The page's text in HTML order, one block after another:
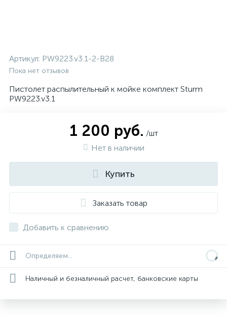
Артикул: PW9223.v3.1-2-B28
Пока нет отзывов
Пистолет распылительный к мойке комплект Sturm
PW9223.v3.1
1 200 руб. /шт
Нет в наличии
Купить
Заказать товар
Добавить к сравнению
Определяем...
Наличный и безналичный расчет, банковские карты